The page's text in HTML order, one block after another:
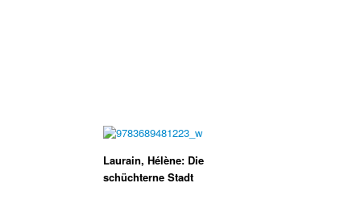
Laurain, Hélène: Die
schüchterne Stadt